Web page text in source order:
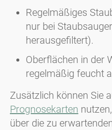
Regelmäßiges
nur bei
herausgefiltert).
Oberflächen in der
regelmäßig feucht
Zusätzlich können Sie
Prognosekarten
über die zu